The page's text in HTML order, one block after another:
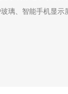
璃、智能手机显示